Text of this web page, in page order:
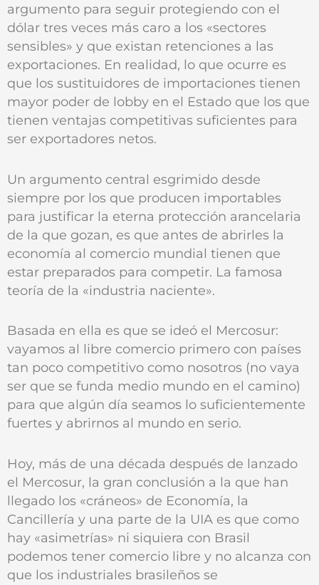
argumento para seguir protegiendo con el
dólar tres veces más caro a los «sectores
sensibles» y que existan retenciones a las
exportaciones. En realidad, lo que ocurre es
que los sustituidores de importaciones tienen
mayor poder de lobby en el Estado que los que
tienen ventajas competitivas suficientes para
ser exportadores netos.
Un argumento central esgrimido desde
siempre por los que producen importables
para justificar la eterna protección arancelaria
de la que gozan, es que antes de abrirles la
economía al comercio mundial tienen que
estar preparados para competir. La famosa
teoría de la «industria naciente».
Basada en ella es que se ideó el Mercosur:
vayamos al libre comercio primero con países
tan poco competitivo como nosotros (no vaya
ser que se funda medio mundo en el camino)
para que algún día seamos lo suficientemente
fuertes y abrirnos al mundo en serio.
Hoy, más de una década después de lanzado
el Mercosur, la gran conclusión a la que han
llegado los «cráneos» de Economía, la
Cancillería y una parte de la UIA es que como
hay «asimetrías» ni siquiera con Brasil
podemos tener comercio libre y no alcanza con
que los industriales brasileños se